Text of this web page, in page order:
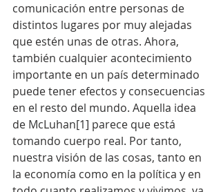
comunicación entre personas de
distintos lugares por muy alejadas
que estén unas de otras. Ahora,
también cualquier acontecimiento
importante en un país determinado
puede tener efectos y consecuencias
en el resto del mundo. Aquella idea
de McLuhan[1] parece que está
tomando cuerpo real. Por tanto,
nuestra visión de las cosas, tanto en
la economía como en la política y en